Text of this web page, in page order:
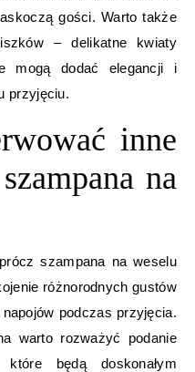
gości. Warto także
– delikatne kwiaty
mogą dodać elegancji i
przyjęciu.
inne
na
szampana na weselu
różnorodnych gustów
podczas przyjęcia.
warto rozważyć podanie
będą doskonałym